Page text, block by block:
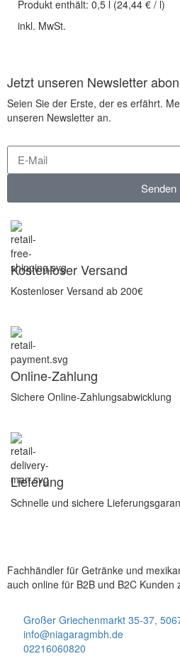
Produkt enthält: 0,5 l (24,44 € / l)
inkl. MwSt.
Jetzt unseren Newsletter
Seien Sie der Erste, der es erfährt.
unseren Newsletter an.
Senden
Kostenloser Versand
Kostenloser Versand ab 200€
Online-Zahlung
Sichere Online-Zahlungsabwicklung
Lieferung
Schnelle und sichere
Fachhändler für Getränke und
auch online für B2B und B2C Kunden
Großer Griechenmarkt 35-37,
info@niagaragmbh.de
02216060820